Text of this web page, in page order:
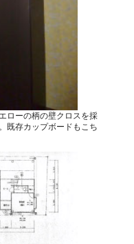
ローの柄の壁クロスを採
既存カップボードもこち